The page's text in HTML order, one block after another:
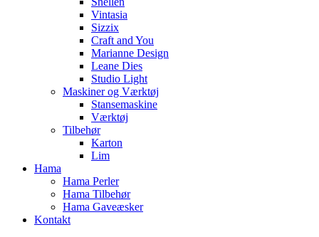
Vintasia
Sizzix
Craft and You
Marianne Design
Leane Dies
Studio Light
Maskiner og Værktøj
Stansemaskine
Værktøj
Tilbehør
Karton
Lim
Hama
Hama Perler
Hama Tilbehør
Hama Gaveæsker
Kontakt